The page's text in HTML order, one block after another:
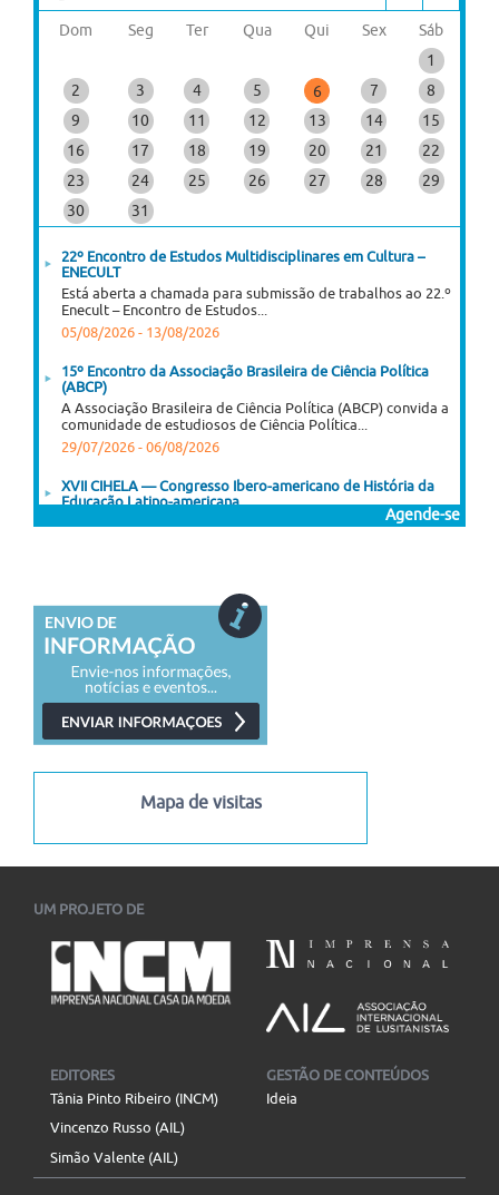
Dom Seg Ter Qua Qui Sex
Sáb
1
2
3 4 5 6 7
8
9
10 11 12 13 14
15
16
17 18 19 20 21
22
23
24 25 26 27 28
29
30
31
22º Encontro de Estudos Multidisciplinares em Cultura –
ENECULT
Está aberta a chamada para submissão de trabalhos ao 22.º
Enecult – Encontro de Estudos...
05/08/2026 - 13/08/2026
15º Encontro da Associação Brasileira de Ciência Política
(ABCP)
A Associação Brasileira de Ciência Política (ABCP) convida a
comunidade de estudiosos de Ciência Política...
29/07/2026 - 06/08/2026
XVII CIHELA — Congresso Ibero-americano de História da
Educação Latino-americana
A Sociedade Argentina de Pesquisa e Ensino em História da
XI Encontro Latino-Americano de História Oral
XI Encontro Latino-Americano de História Oral História Oral,
para quê? 20 anos do primeiro encontro...
03/08/2026
- 07/08/2026
I Congresso Internacional Saramago Vive! em Belo Horizonte
I Congresso Internacional Saramago Vive! reúne estudiosos
das literaturas de língua portuguesa em Belo Horizonte...
Agende-se
Mapa de visitas
UM PROJETO DE
EDITORES
Tânia Pinto Ribeiro (INCM)
Vincenzo Russo (AIL)
Simão Valente (AIL)
GESTÃO DE CONTEÚDOS
Ideia